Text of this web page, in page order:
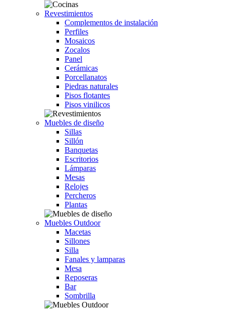
Revestimientos
Complementos de instalación
Perfiles
Mosaicos
Zocalos
Panel
Cerámicas
Porcellanatos
Piedras naturales
Pisos flotantes
Pisos vinilicos
Muebles de diseño
Sillas
Sillón
Banquetas
Escritorios
Lámparas
Mesas
Relojes
Percheros
Plantas
Muebles Outdoor
Macetas
Sillones
Silla
Fanales y lamparas
Mesa
Reposeras
Bar
Sombrilla